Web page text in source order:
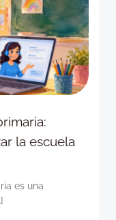
la escuela
es una